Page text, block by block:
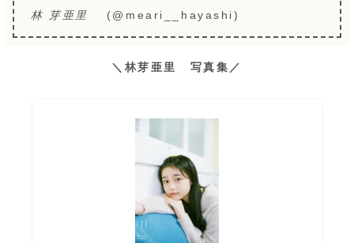
林 芽亜里 (@meari__hayashi)
＼林芽亜里 写真集／